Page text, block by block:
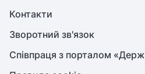
Контакти
Зворотний зв'язок
Співпраця з порталом